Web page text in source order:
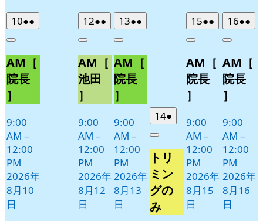
102026
年
月
10
日
●●
件
イ
ト)
Close
AM［
院長
］
9:00
AM –
12:00
PM
2026年
8月10
日
122026
年
月
12
日
●●
件
イ
ベ
ト)
Close
AM［
池田
］
9:00
AM –
12:00
PM
2026年
8月12
日
132026
年
月
13
日
●●
件
イ
ト)
Close
AM［
院長
］
9:00
AM –
12:00
PM
2026年
8月13
日
142026
年
月
14
日
●
件
ベ
ン
ト)
Close
トリ
ミン
グの
み
152026
年
月
15
日
●●
件
イ
ベ
ト)
Close
AM［
院長
］
9:00
AM –
12:00
PM
2026年
8月15
日
162026
年
月
16
日
●●
件
イ
Close
AM［
院長
］
9:00
AM –
12:00
PM
2026年
8月16
日